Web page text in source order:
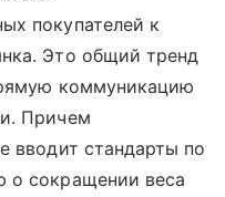
покупателей к
Это общий тренд
коммуникацию
Причем
вводит стандарты по
о сокращении веса